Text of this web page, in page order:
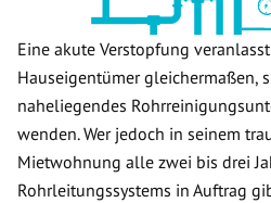
Eine akute Verstopfung
Hauseigentümer gleichermaßen,
naheliegendes
wenden. Wer jedoch in seinem
Mietwohnung alle zwei bis drei
Rohrleitungssystems in Auftrag